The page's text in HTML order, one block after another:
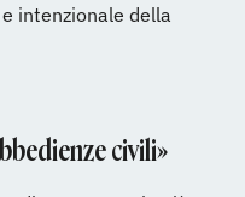
intenzionale della
civili»